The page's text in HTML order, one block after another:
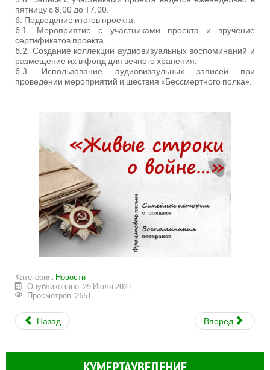
пятницу с 8.00 до 17.00.
6. Подведение итогов проекта:
6.1. Мероприятие с участниками проекта и вручение
сертификатов проекта.
6.2. Создание коллекции аудиовизуальных воспоминаний и
размещение их в фонд для вечного хранения.
6.3. Использование аудиовизаульных записей при
проведении мероприятий и шествия «Бессмертного полка».
Категория: Новости
Опубликовано: 29 Июля 2021
Просмотров: 2651
Назад Вперёд